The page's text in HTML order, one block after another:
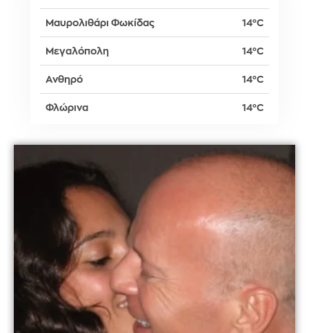
Μαυρολιθάρι Φωκίδας 14°C
Μεγαλόπολη 14°C
Ανθηρό 14°C
Φλώρινα 14°C